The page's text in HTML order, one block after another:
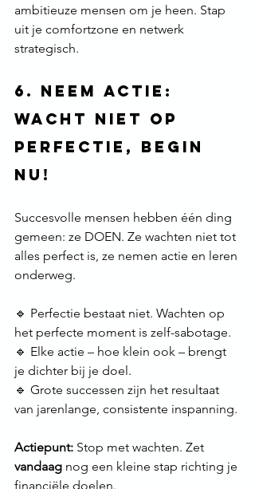
ambitieuze mensen om je heen. Stap
uit je comfortzone en netwerk
strategisch.
6. Neem Actie:
Wacht Niet op
Perfectie, Begin
Nu!
Succesvolle mensen hebben één ding
gemeen: ze DOEN. Ze wachten niet tot
alles perfect is, ze nemen actie en leren
onderweg.
🔹 Perfectie bestaat niet. Wachten op
het perfecte moment is zelf-sabotage.
🔹 Elke actie – hoe klein ook – brengt
je dichter bij je doel.
🔹 Grote successen zijn het resultaat
van jarenlange, consistente inspanning.
Actiepunt: Stop met wachten. Zet
vandaag nog een kleine stap richting je
financiële doelen.